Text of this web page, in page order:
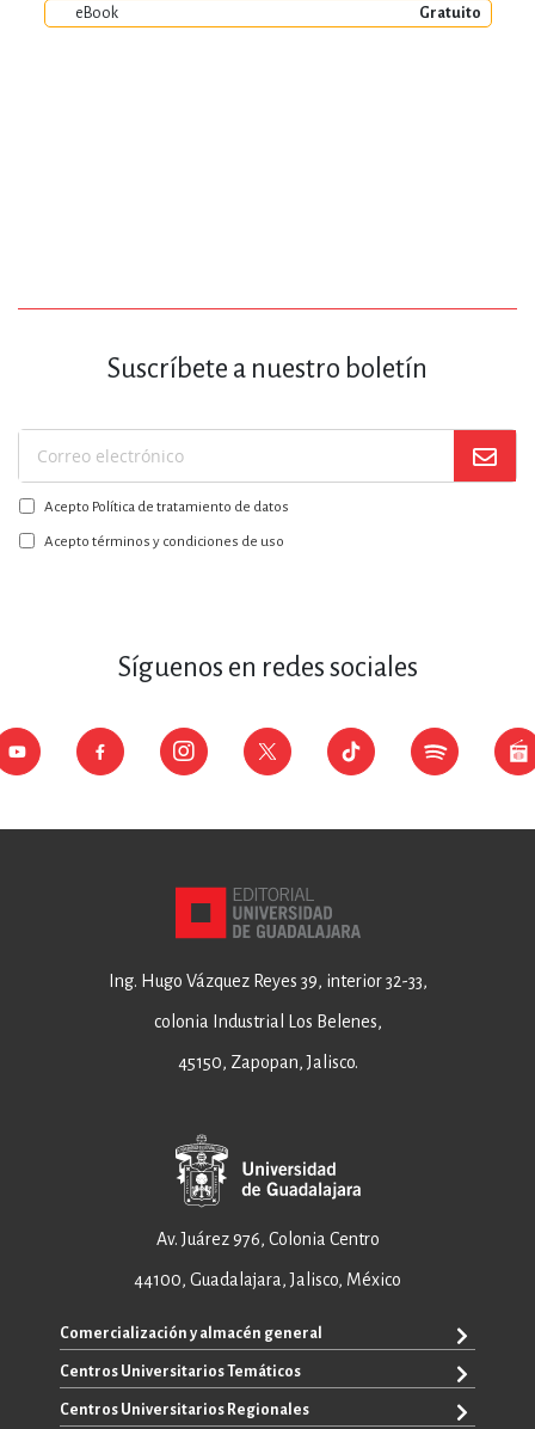
eBook Gratuito
Suscríbete a nuestro boletín
Suscríbase
a
nuestro
boletín:
Acepto Política de tratamiento de datos
Acepto términos y condiciones de uso
Síguenos en redes sociales
Ing. Hugo Vázquez Reyes 39, interior 32-33,
colonia Industrial Los Belenes,
45150, Zapopan, Jalisco.
Av. Juárez 976, Colonia Centro
44100, Guadalajara, Jalisco, México
Comercialización y almacén general
+52 33 3640 6326
+52 33 3640 4595
Centros Universitarios Temáticos
CUAAD
Centros Universitarios Regionales